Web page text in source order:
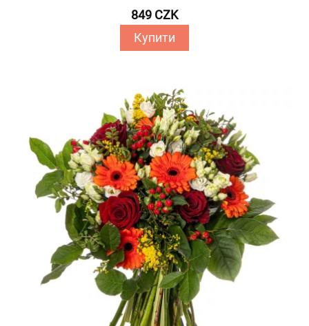
849 CZK
Купити